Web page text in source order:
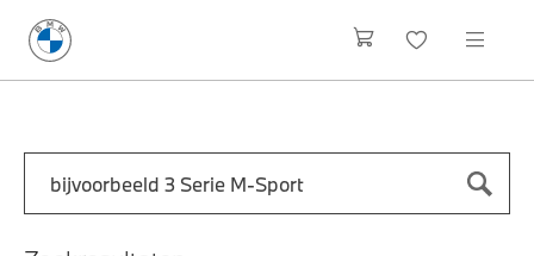
Zoek naar een automodel, bijvoorbeeld 3 Serie M-Sport